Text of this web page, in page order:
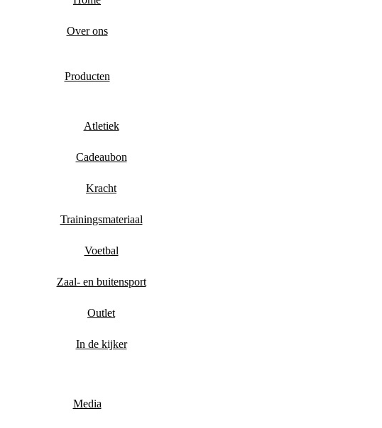
Over ons
Producten
Atletiek
Cadeaubon
Kracht
Trainingsmateriaal
Voetbal
Zaal- en buitensport
Outlet
In de kijker
Media